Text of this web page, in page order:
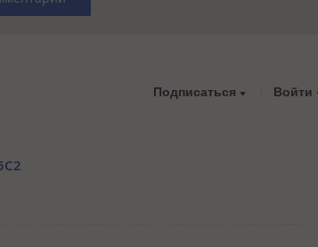
Подписаться Войти